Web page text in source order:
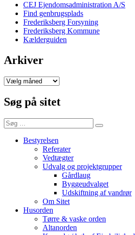
CEJ Ejendomsadministration A/S
Find genbrugsplads
Frederiksberg Forsyning
Frederiksberg Kommune
Kælderguiden
Arkiver
Arkiver
Søg på sitet
Søg
efter:
Søg
Bestyrelsen
Referater
Vedtægter
Udvalg og projektgrupper
Gårdlaug
Byggeudvalget
Udskiftning af vandrør
Om Sitet
Husorden
Tørre & vaske orden
Altanorden